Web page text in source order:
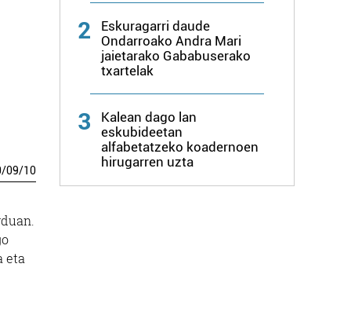
/09/10
eta
2
Eskuragarri daude
Ondarroako Andra Mari
jaietarako Gababuserako
txartelak
3
Kalean dago lan
eskubideetan
alfabetatzeko koadernoen
hirugarren uzta